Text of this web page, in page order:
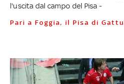
l'uscita dal campo del Pisa -
Pari a Foggia, il Pisa di